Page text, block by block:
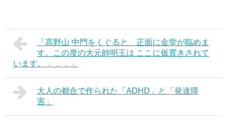
「高野山 中門をくぐると、正面に金堂が臨めま
す。この度の大元帥明王は ここに仮置きされて
います。．．．」
大人の都合で作られた「ADHD」と「発達障
害」